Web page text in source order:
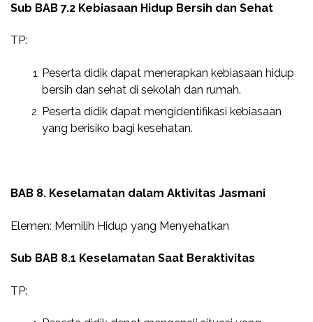
Sub BAB 7.2 Kebiasaan Hidup Bersih dan Sehat
TP:
Peserta didik dapat menerapkan kebiasaan hidup
bersih dan sehat di sekolah dan rumah.
Peserta didik dapat mengidentifikasi kebiasaan
yang berisiko bagi kesehatan.
BAB 8. Keselamatan dalam Aktivitas Jasmani
Elemen: Memilih Hidup yang Menyehatkan
Sub BAB 8.1 Keselamatan Saat Beraktivitas
TP: